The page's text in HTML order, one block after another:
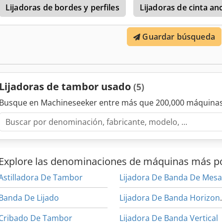
Desaceleración inteligente del avance para una mayor extracción
banda de lijado corona 80. Desarrollada por profesionales para
piezas estrechas o anchas, lijado preciso y ajustes rápidos. - Tipo:
Producción profesional - Potencia (230 V): 1,1 kW - Motor de la
mm - Extracción: 100 mm - Caudal mínimo de aire: 1000 m3/
560 × 1220 mm - Peso: 62 kg - Dimensiones del embalaje: 940 ×
Codpeqv D Uusfx Agqjrf Volumen de suministro: - Bastidor base -
Lijadoras de bordes y perfiles
Lijadoras de cinta
Guardar búsqueda
Lijadoras de tambor usado (5)
Busque en Machineseeker entre más que 200,000
Explore las denominaciones de máquinas más
De Tambor
De Lijado
De Tambor
Lijadora De Banda De Mesa
Lijadora De Banda Vertical